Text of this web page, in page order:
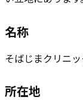
名称
そばじまクリニッ
所在地